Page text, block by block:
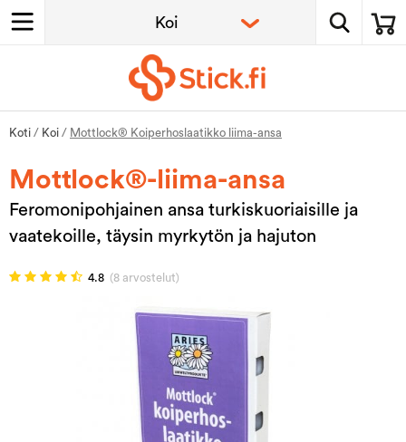
Koti / Koi / Mottlock® Koiperhoslaatikko liima-ansa
Mottlock®-liima-ansa
Feromonipohjainen ansa turkiskuoriaisille ja
vaatekoille, täysin myrkytön ja hajuton
4.8 (8 arvostelut)